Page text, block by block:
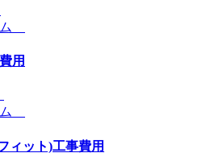
ム
用
ム
ット)工事費用